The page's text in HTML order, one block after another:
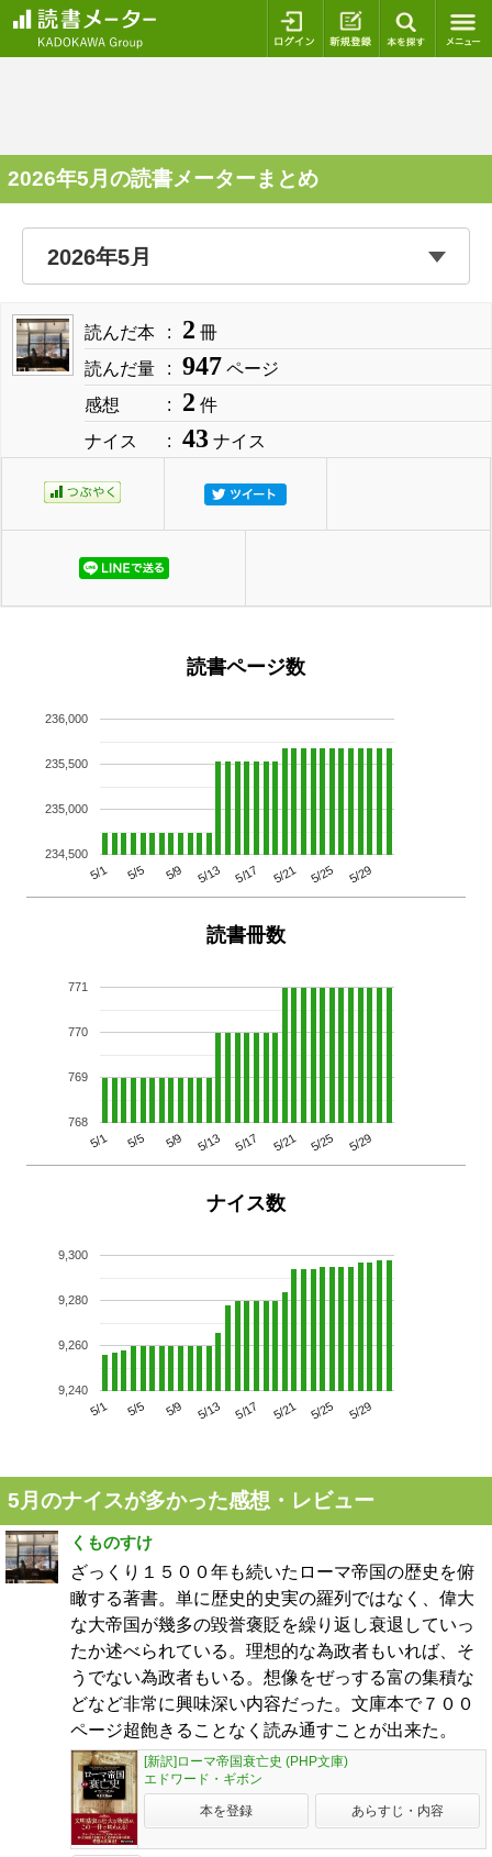
ログイン 新規登録
2026年5月の読書メーターまとめ
読んだ本 2 冊
読んだ量
947 ページ
感想
2 件
ナイス
43 ナイス
読書ページ数
5/1 5/5 5/9 5/13 5/17 5/21 5/25 5/29
234,500
235,000
235,500
236,000
読書冊数
5/1 5/5 5/9 5/13 5/17 5/21 5/25 5/29
768
769
770
771
ナイス数
5/1 5/5 5/9 5/13 5/17 5/21 5/25 5/29
9,240
9,260
9,280
9,300
5月のナイスが多かった感想・レビュー
くものすけ
ざっくり１５００年も続いたローマ帝国の歴史を俯
瞰する著書。単に歴史的史実の羅列ではなく、偉大
な大帝国が幾多の毀誉褒貶を繰り返し衰退していっ
たか述べられている。理想的な為政者もいれば、そ
うでない為政者もいる。想像をぜっする富の集積な
どなど非常に興味深い内容だった。文庫本で７００
ページ超飽きることなく読み通すことが出来た。
[新訳]ローマ帝国衰亡史 (PHP文庫)
エドワード・ギボン
本を登録 あらすじ・内容